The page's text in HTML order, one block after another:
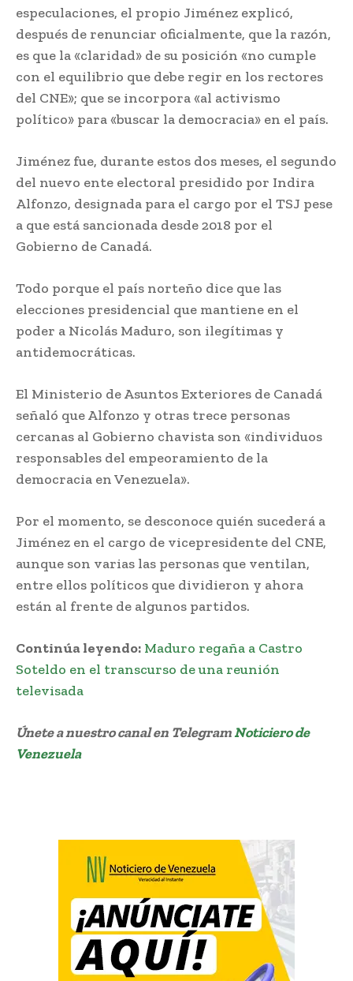
especulaciones, el propio Jiménez explicó,
después de renunciar oficialmente, que la razón,
es que la «claridad» de su posición «no cumple
con el equilibrio que debe regir en los rectores
del CNE»; que se incorpora «al activismo
político» para «buscar la democracia» en el país.
Jiménez fue, durante estos dos meses, el segundo
del nuevo ente electoral presidido por Indira
Alfonzo, designada para el cargo por el TSJ pese
a que está sancionada desde 2018 por el
Gobierno de Canadá.
Todo porque el país norteño dice que las
elecciones presidencial que mantiene en el
poder a Nicolás Maduro, son ilegítimas y
antidemocráticas.
El Ministerio de Asuntos Exteriores de Canadá
señaló que Alfonzo y otras trece personas
cercanas al Gobierno chavista son «individuos
responsables del empeoramiento de la
democracia en Venezuela».
Por el momento, se desconoce quién sucederá a
Jiménez en el cargo de vicepresidente del CNE,
aunque son varias las personas que ventilan,
entre ellos políticos que dividieron y ahora
están al frente de algunos partidos.
Continúa leyendo: Maduro regaña a Castro
Soteldo en el transcurso de una reunión
televisada
Únete a nuestro canal en TelegramNoticiero de
Venezuela